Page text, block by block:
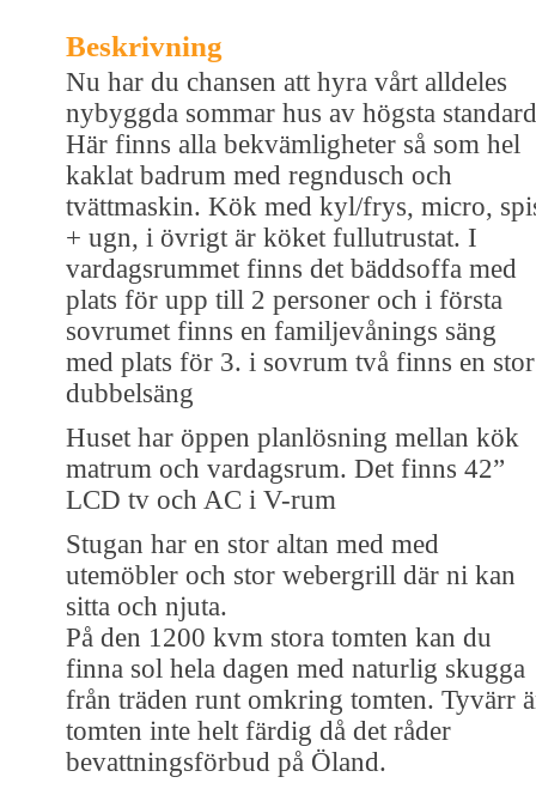
Beskrivning
Nu har du chansen att hyra vårt alldeles
nybyggda sommar hus av högsta
Här finns alla bekvämligheter så som hel
kaklat badrum med regndusch och
tvättmaskin. Kök med kyl/frys, micro,
+ ugn, i övrigt är köket fullutrustat. I
vardagsrummet finns det bäddsoffa med
plats för upp till 2 personer och i första
sovrumet finns en familjevånings säng
med plats för 3. i sovrum två finns en stor
dubbelsäng
Huset har öppen planlösning mellan kök
matrum och vardagsrum. Det finns 42”
LCD tv och AC i V-rum
Stugan har en stor altan med med
utemöbler och stor webergrill där ni kan
sitta och njuta.
På den 1200 kvm stora tomten kan du
finna sol hela dagen med naturlig skugga
från träden runt omkring tomten. Tyvärr
tomten inte helt färdig då det råder
bevattningsförbud på Öland.